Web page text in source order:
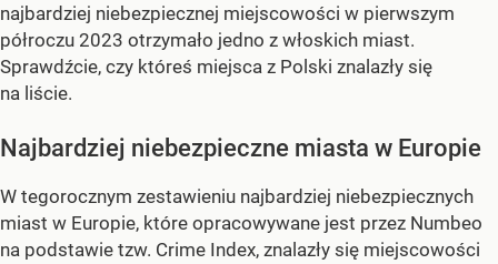
najbardziej niebezpiecznej miejscowości w pierwszym
półroczu 2023 otrzymało jedno z włoskich miast.
Sprawdźcie, czy któreś miejsca z Polski znalazły się
na liście.
Najbardziej niebezpieczne miasta w Europie
W tegorocznym zestawieniu najbardziej niebezpiecznych
miast w Europie, które opracowywane jest przez Numbeo
na podstawie tzw. Crime Index, znalazły się miejscowości